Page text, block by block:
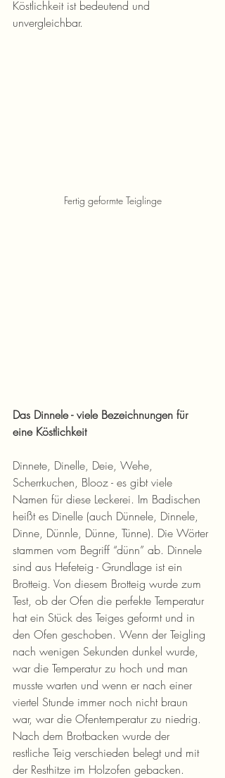
Köstlichkeit ist bedeutend und
unvergleichbar.
Fertig geformte Teiglinge
Das Dinnele - viele Bezeichnungen für
eine Köstlichkeit
Dinnete, Dinelle, Deie, Wehe,
Scherrkuchen, Blooz - es gibt viele
Namen für diese Leckerei. Im Badischen
heißt es Dinelle (auch Dünnele, Dinnele,
Dinne, Dünnle, Dünne, Tünne). Die Wörter
stammen vom Begriff “dünn” ab. Dinnele
sind aus Hefeteig - Grundlage ist ein
Brotteig. Von diesem Brotteig wurde zum
Test, ob der Ofen die perfekte Temperatur
hat ein Stück des Teiges geformt und in
den Ofen geschoben. Wenn der Teigling
nach wenigen Sekunden dunkel wurde,
war die Temperatur zu hoch und man
musste warten und wenn er nach einer
viertel Stunde immer noch nicht braun
war, war die Ofentemperatur zu niedrig.
Nach dem Brotbacken wurde der
restliche Teig verschieden belegt und mit
der Resthitze im Holzofen gebacken.